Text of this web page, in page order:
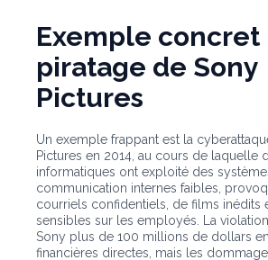
Exemple concret
piratage de Sony
Pictures
Un exemple frappant est la
Pictures en 2014, au cours de laquelle
informatiques ont exploité des
communication internes faibles,
courriels confidentiels, de films inédits
sensibles sur les employés. La
Sony plus de 100 millions de dollars
financières directes, mais les